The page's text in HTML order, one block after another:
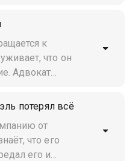
о планах
Фелипе.
и Рохелио
к
что он
Адвокат
признаётся
Габриэля
до суда
потерял всё
от
что его
его и